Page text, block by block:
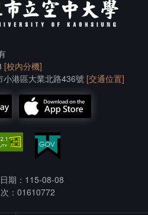
[校內分機]
港區大業北路436號 [交通位置]
期：115-08-08
：01610772